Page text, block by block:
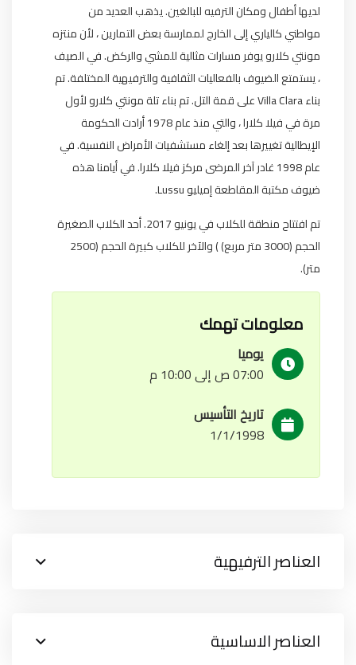
لديها أطفال ومكان الترفيه للبالغين. يذهب العديد من
مواطني كالياري إلى الخارج لممارسة بعض التمارين ، لأن منتزه
مونتي كلارو يوفر مسارات مثالية للمشي والركض. في الصيف
، يستمتع الضيوف بالفعاليات الثقافية والترفيهية المختلفة. تم
بناء Villa Clara على قمة التل. تم بناء تلة مونتي كلارو لأول
مرة في فيلا كلارا ، والتي منذ عام 1978 أرادت الحكومة
الإيطالية تغييرها بعد إلغاء مستشفيات الأمراض النفسية. في
عام 1998 غادر آخر المرضى مركز فيلا كلارا. في أيامنا هذه
ضيوف مكتبة المقاطعة إميليو Lussu.
تم افتتاح منطقة للكلاب في يونيو 2017. أحد الكلاب الصغيرة
الحجم (3000 متر مربع) ) والآخر للكلاب كبيرة الحجم (2500
متر).
معلومات تهمك
يوميا
07:00 ص إلى 10:00 م
تاريخ التأسيس
1/1/1998
العناصر الترفيهية
العناصر الاساسية